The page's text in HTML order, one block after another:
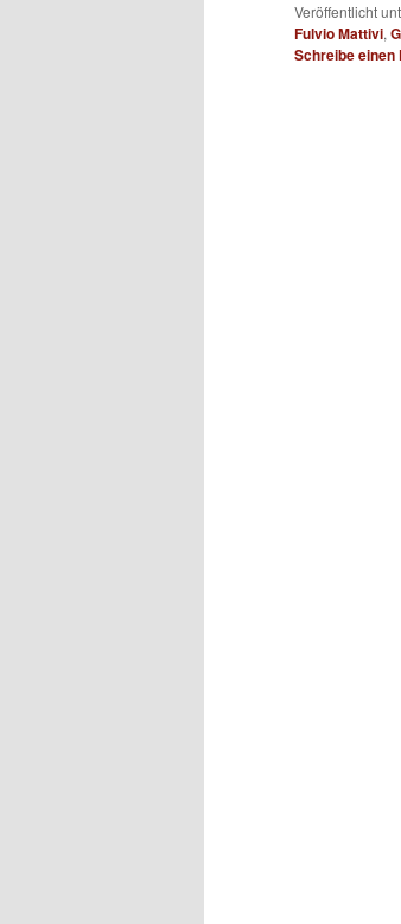
Veröffentlicht
Fulvio Mattivi,
Schreibe